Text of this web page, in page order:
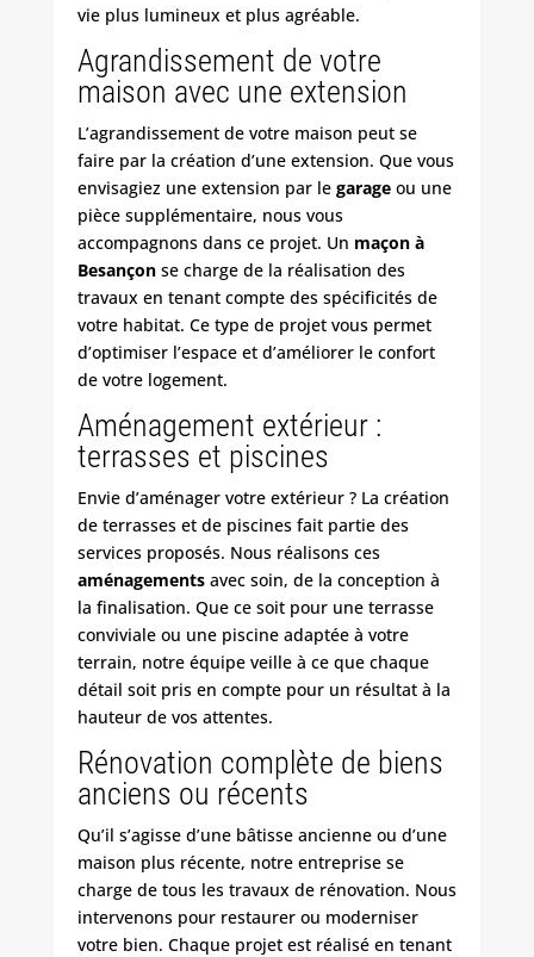
vie plus lumineux et plus agréable.
Agrandissement de votre
maison avec une extension
L’agrandissement de votre maison peut se
faire par la création d’une extension. Que vous
envisagiez une extension par le garageou une
pièce supplémentaire, nous vous
accompagnons dans ce projet. Un maçon à
Besançonse charge de la réalisation des
travaux en tenant compte des spécificités de
votre habitat. Ce type de projet vous permet
d’optimiser l’espace et d’améliorer le confort
de votre logement.
Aménagement extérieur :
terrasses et piscines
Envie d’aménager votre extérieur ? La création
deterrasseset de piscines fait partie des
services proposés. Nous réalisons ces
aménagementsavec soin, de la conception à
la finalisation. Que ce soit pour une terrasse
conviviale ou une piscine adaptée à votre
terrain, notre équipe veille à ce que chaque
détail soit pris en compte pour un résultat à la
hauteur de vos attentes.
Rénovation complète de biens
anciens ou récents
Qu’il s’agisse d’une bâtisse ancienne ou d’une
maison plus récente, notre entreprise se
charge de tous les travaux de rénovation. Nous
intervenons pour restaurer ou moderniser
votre bien. Chaque projet est réalisé en tenant